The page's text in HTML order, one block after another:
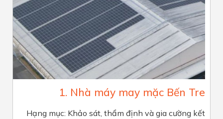
1. Nhà máy may mặc Bến Tre
Hạng mục: Khảo sát, thẩm định và gia cường kết